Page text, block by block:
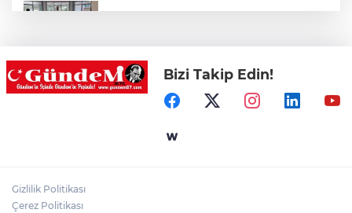
Ülkü Ocakları Devrek'ten örnek sosyal
sorumluluk
Zonguldak'ta yaya geçidinde kadına
Bizi Takip Edin!
Gizlilik Politikası
Çerez Politikası